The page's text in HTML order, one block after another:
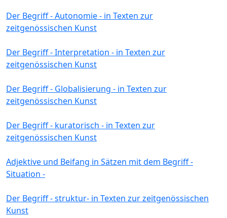
Der Begriff - Autonomie - in Texten zur
zeitgenössischen Kunst
Der Begriff - Interpretation - in Texten zur
zeitgenössischen Kunst
Der Begriff - Globalisierung - in Texten zur
zeitgenössischen Kunst
Der Begriff - kuratorisch - in Texten zur
zeitgenössischen Kunst
Adjektive und Beifang in Sätzen mit dem Begriff -
Situation -
Der Begriff - struktur- in Texten zur zeitgenössischen
Kunst